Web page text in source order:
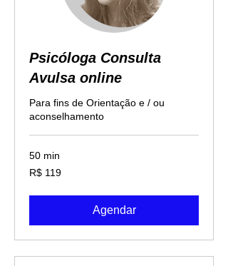
Psicóloga Consulta
Avulsa online
Para fins de Orientação e / ou
aconselhamento
50 min
119
Reais
R$ 119
Agendar